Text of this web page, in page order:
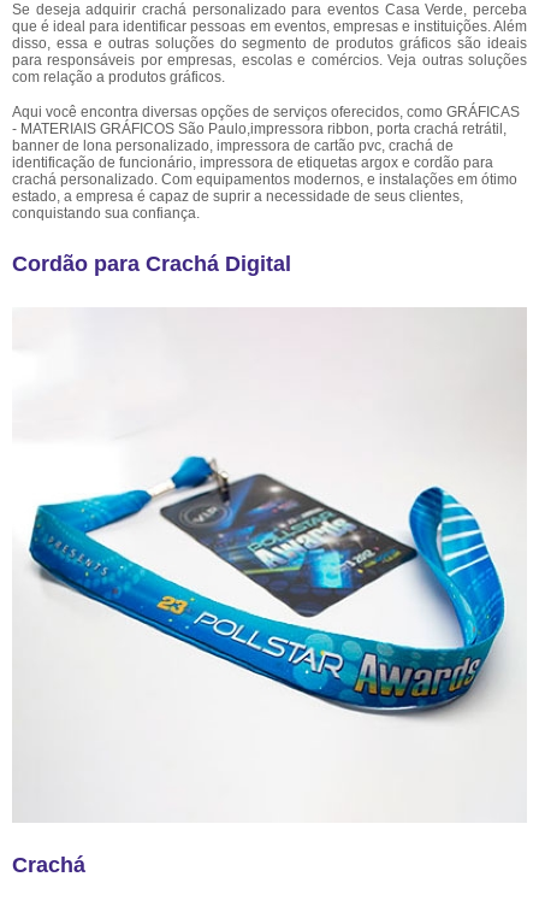
Se deseja adquirir crachá personalizado para eventos Casa Verde, perceba
que é ideal para identificar pessoas em eventos, empresas e instituições. Além
disso, essa e outras soluções do segmento de produtos gráficos são ideais
para responsáveis por empresas, escolas e comércios. Veja outras soluções
com relação a produtos gráficos.
Aqui você encontra diversas opções de serviços oferecidos, como GRÁFICAS
- MATERIAIS GRÁFICOS São Paulo,impressora ribbon, porta crachá retrátil,
banner de lona personalizado, impressora de cartão pvc, crachá de
identificação de funcionário, impressora de etiquetas argox e cordão para
crachá personalizado. Com equipamentos modernos, e instalações em ótimo
estado, a empresa é capaz de suprir a necessidade de seus clientes,
conquistando sua confiança.
Cordão para Crachá Digital
Crachá